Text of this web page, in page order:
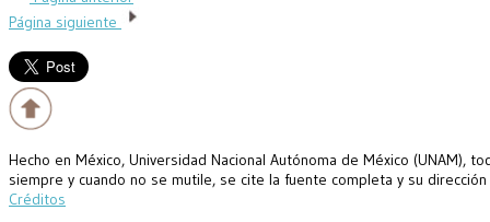
Página siguiente
Hecho en México, Universidad Nacional Autónoma de México
siempre y cuando no se mutile, se cite la fuente completa y su
Créditos